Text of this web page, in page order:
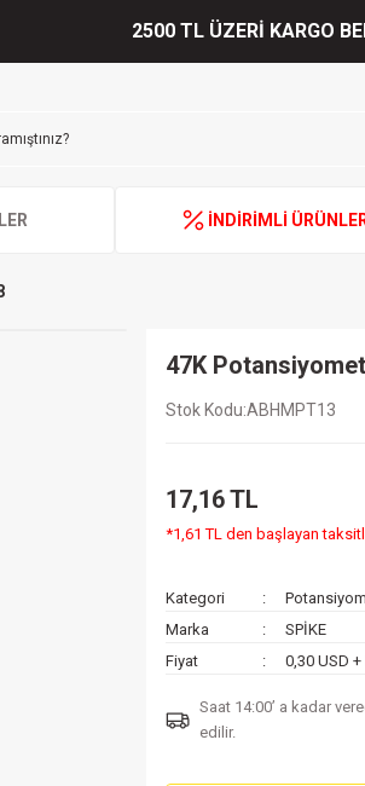
2500 TL ÜZERİ KARGO
İNDİRİMLİ
47K
Stok Kodu ABHMPT13
17,16 TL
*1,61 TL den başlayan
Kategori
Marka
SPİKE
Fiyat
0,30 USD +
Saat 14:00’ a kadar
edilir.